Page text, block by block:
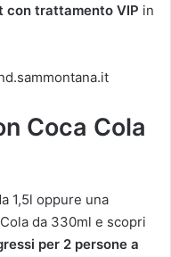
con trattamento VIP in
Coca Cola
1,5l oppure una
da 330ml e scopri
per 2 persone a